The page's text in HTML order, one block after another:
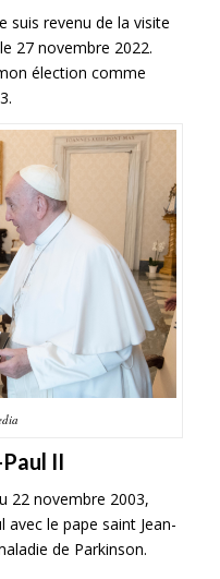
suis revenu de la visite
27 novembre 2022.
élection comme
II
22 novembre 2003,
le pape saint Jean-
de Parkinson.